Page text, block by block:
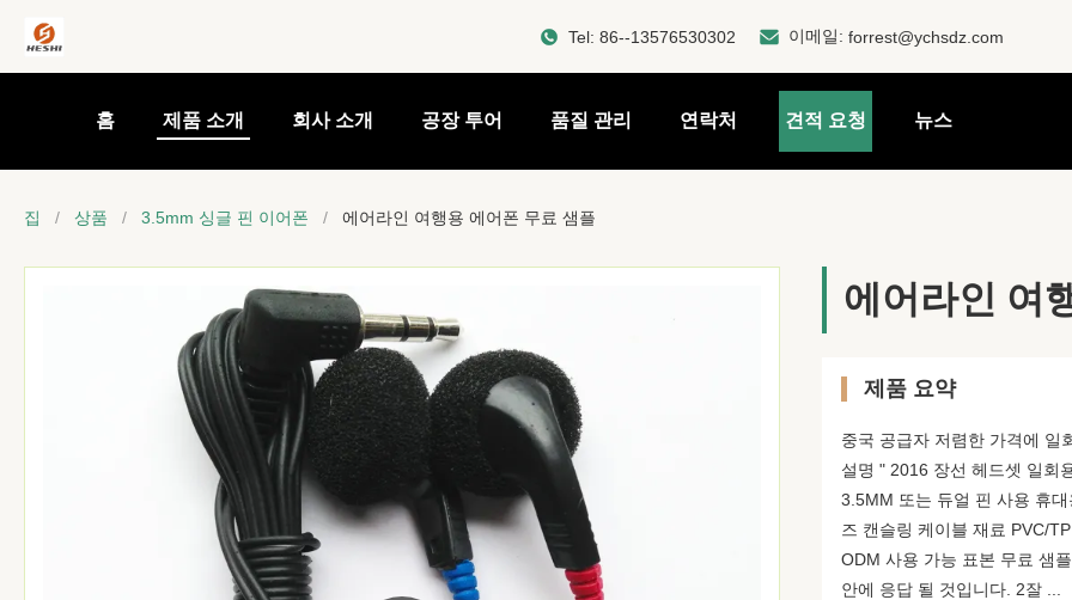
Tel: 86--13576530302 이메일: forrest@ychsdz.com
홈 제품 소개 회사 소개 공장 투어 품질 관리 연락처 견적 요청 뉴스
집 / 상품 / 3.5mm 싱글 핀 이어폰 / 에어라인 여행용 에어폰 무료 샘플
에어라인 여
제품 요약
중국 공급자 저렴한 가격에 일
설명 " 2016 장선 헤드셋 일회
3.5MM 또는 듀얼 핀 사용 휴
즈 캔슬링 케이블 재료 PVC/
ODM 사용 가능 표본 무료 샘
안에 응답 될 것입니다. 2잘 ...